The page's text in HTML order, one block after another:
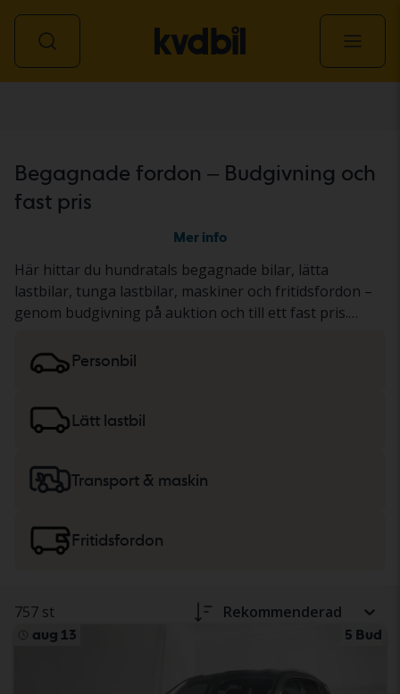
Begagnade fordon – Budgivning och
fast pris
Mer info
Här hittar du hundratals begagnade bilar, lätta
lastbilar, tunga lastbilar, maskiner och fritidsfordon –
genom budgivning på auktion och till ett fast pris.
test eller dokumenterats utifrån ett standardiserat
protokoll. Resultatet presenterar vi i
lätta lastbilareller
Personbil
Lätt lastbil
Transport & maskin
Fritidsfordon
757 st Rekommenderad
aug 13 5 Bud